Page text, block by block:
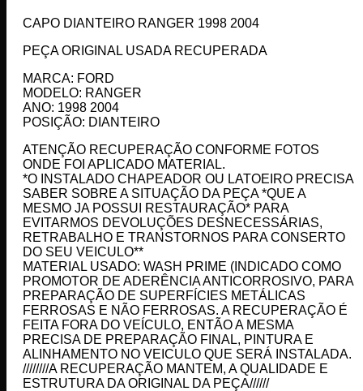
CAPO DIANTEIRO RANGER 1998 2004
PEÇA ORIGINAL USADA RECUPERADA
MARCA: FORD
MODELO: RANGER
ANO: 1998 2004
POSIÇÃO: DIANTEIRO
ATENÇÃO RECUPERAÇÃO CONFORME FOTOS
ONDE FOI APLICADO MATERIAL.
*O INSTALADO CHAPEADOR OU LATOEIRO PRECISA
SABER SOBRE A SITUAÇÃO DA PEÇA *QUE A
MESMO JA POSSUI RESTAURAÇÃO* PARA
EVITARMOS DEVOLUÇÕES DESNECESSÁRIAS,
RETRABALHO E TRANSTORNOS PARA CONSERTO
DO SEU VEICULO**
MATERIAL USADO: WASH PRIME (INDICADO COMO
PROMOTOR DE ADERÊNCIA ANTICORROSIVO, PARA
PREPARAÇÃO DE SUPERFÍCIES METÁLICAS
FERROSAS E NÃO FERROSAS. A RECUPERAÇÃO É
FEITA FORA DO VEÍCULO, ENTÃO A MESMA
PRECISA DE PREPARAÇÃO FINAL, PINTURA E
ALINHAMENTO NO VEICULO QUE SERÁ INSTALADA.
////////A RECUPERAÇÃO MANTEM, A QUALIDADE E
ESTRUTURA DA ORIGINAL DA PEÇA//////